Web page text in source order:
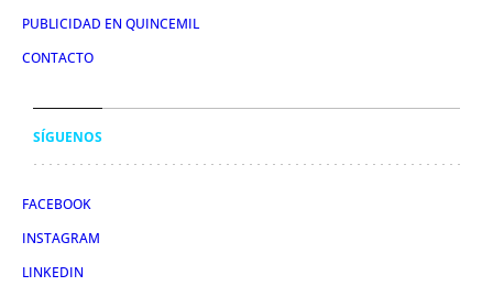
PUBLICIDAD EN QUINCEMIL
CONTACTO
SÍGUENOS
FACEBOOK
INSTAGRAM
LINKEDIN